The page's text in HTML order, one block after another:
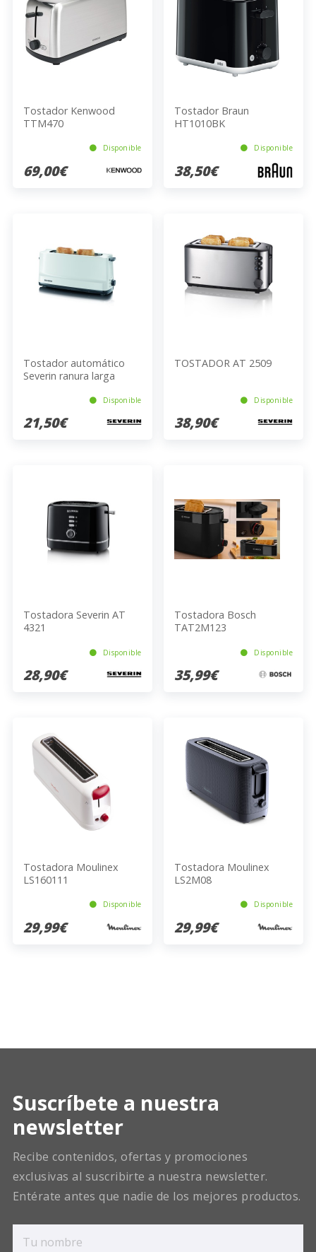
Tostador Kenwood
TTM470
Disponible
69,00€
Tostador Braun
HT1010BK
Disponible
38,50€
Tostador automático
Severin ranura larga
Disponible
21,50€
TOSTADOR AT 2509
Disponible
38,90€
Tostadora Severin AT
4321
Disponible
28,90€
Tostadora Bosch
TAT2M123
Disponible
35,99€
Tostadora Moulinex
LS160111
Disponible
29,99€
Tostadora Moulinex
LS2M08
Disponible
29,99€
Suscríbete a nuestra
newsletter
Recibe contenidos, ofertas y promociones
exclusivas al suscribirte a nuestra newsletter.
Entérate antes que nadie de los mejores productos.